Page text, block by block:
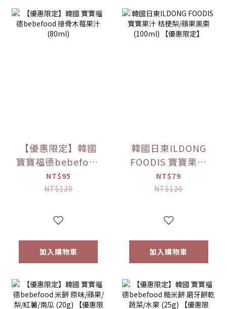
【優惠限定】韓國
寶寶福德bebefood
接骨木莓果汁
(80ml)
NT$95
NT$120
加入購物車
韓國日東ILDONG
FOODIS 寶寶果汁
桔梗梨/蘋果黑棗
(100ml) 【優惠限
NT$79
NT$120
加入購物車